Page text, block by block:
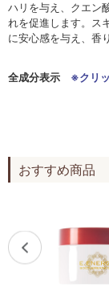
ハリを与え、クエン
れを促進します。ス
に安心感を与え、香
全成分表示 ※クリ
おすすめ商品